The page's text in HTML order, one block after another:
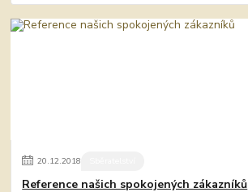
20.12.2018
Reference našich spokojených zákazníků